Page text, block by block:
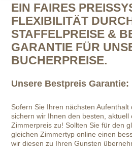
EIN FAIRES
FLEXIBILITÄT
STAFFELPREISE &
GARANTIE FÜR
BUCHERPREISE.
Unsere Bestpreis Garantie:
Sofern Sie Ihren nächsten Aufenthalt
sichern wir Ihnen den besten, aktuell
Zimmerpreis zu! Sollten Sie für den
gleichen Zimmertyp online einen
wir diesen zu Ihren Gunsten